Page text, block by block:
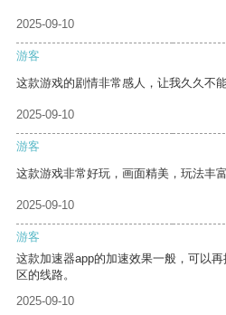
2025-09-10
游客
这款游戏的剧情非常感人，让我久久不能
2025-09-10
游客
这款游戏非常好玩，画面精美，玩法丰富
2025-09-10
游客
这款加速器app的加速效果一般，可以
区的线路。
2025-09-10